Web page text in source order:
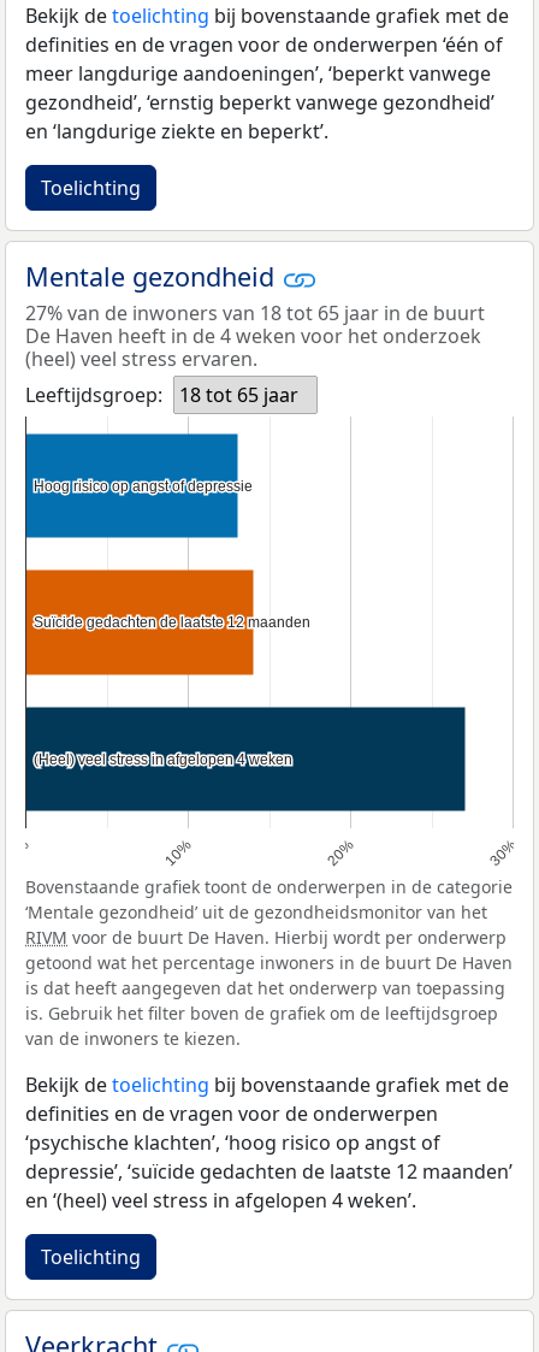
Bekijk detoelichting bij bovenstaande grafiek met de
definities en de vragen voor de onderwerpen ‘één of
meer langdurige aandoeningen’, ‘beperkt vanwege
gezondheid’, ‘ernstig beperkt vanwege gezondheid’
en ‘langdurige ziekte en beperkt’.
Toelichting
Mentale gezondheid
27% van de inwoners van 18 tot 65 jaar in de buurt
De Haven heeft in de 4 weken voor het onderzoek
(heel) veel stress ervaren.
Leeftijdsgroep:
18 tot 65 jaar
0% 10% 20% 30%
Hoog risico op angst of depressie
Hoog risico op angst of depressie
Suïcide gedachten de laatste 12 maanden
Suïcide gedachten de laatste 12 maanden
(Heel) veel stress in afgelopen 4 weken
(Heel) veel stress in afgelopen 4 weken
Bovenstaande grafiek toont de onderwerpen in de categorie
‘Mentale gezondheid’ uit de gezondheidsmonitor van het
RIVM voor de buurt De Haven. Hierbij wordt per onderwerp
getoond wat het percentage inwoners in de buurt De Haven
is dat heeft aangegeven dat het onderwerp van toepassing
is. Gebruik het filter boven de grafiek om de leeftijdsgroep
van de inwoners te kiezen.
Bekijk detoelichting bij bovenstaande grafiek met de
definities en de vragen voor de onderwerpen
‘psychische klachten’, ‘hoog risico op angst of
depressie’, ‘suïcide gedachten de laatste 12 maanden’
en ‘(heel) veel stress in afgelopen 4 weken’.
Toelichting